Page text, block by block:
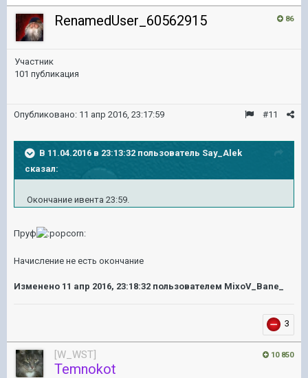
86
RenamedUser_60562915
Участник
101 публикация
#11
Опубликовано: 11 апр 2016, 23:17:59
В 11.04.2016 в 23:13:32 пользователь Say_Alek
сказал:
Окончание ивента 23:59.
Пруф
Начисление не есть окончание
Изменено 11 апр 2016, 23:18:32 пользователем MixoV_Bane_
3
10 850
[W_WST]
Temnokot